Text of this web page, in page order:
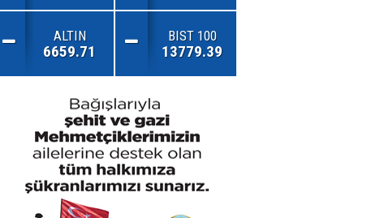
ALTIN
6659.71
BIST 100
13779.39